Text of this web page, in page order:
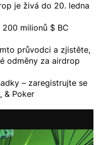
je živá do 20. ledna
milionů $ BC
průvodci a zjistěte,
odměny za airdrop
– zaregistrujte se
& Poker